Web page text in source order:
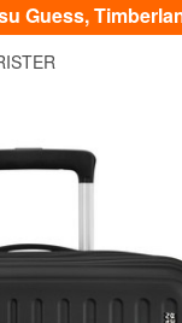
su Guess,